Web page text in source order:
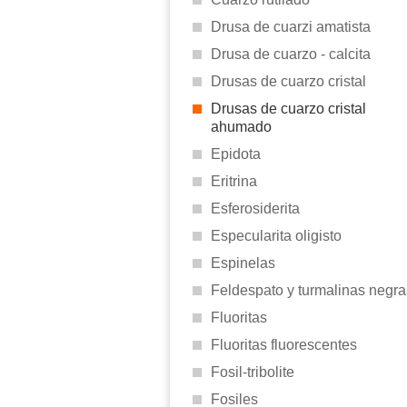
Drusa de cuarzi amatista
Drusa de cuarzo - calcita
Drusas de cuarzo cristal
Drusas de cuarzo cristal
ahumado
Epidota
Eritrina
Esferosiderita
Especularita oligisto
Espinelas
Feldespato y turmalinas
Fluoritas
Fluoritas fluorescentes
Fosil-tribolite
Fosiles